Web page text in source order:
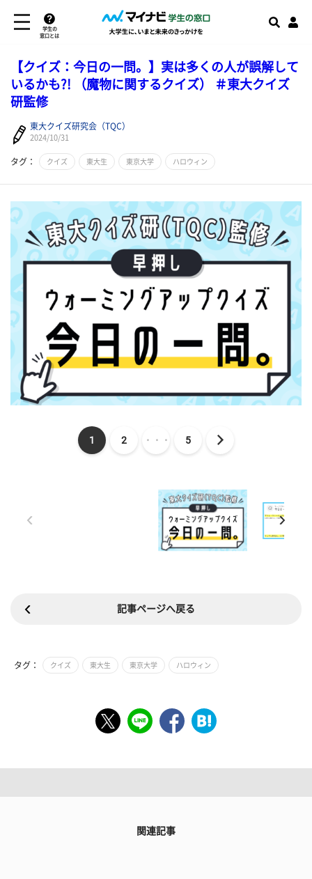
学生の
窓口とは
【クイズ：今日の一問。】実は多くの人が誤解して
いるかも?! （魔物に関するクイズ） ＃東大クイズ
研監修
東大クイズ研究会（TQC）
2024/10/31
タグ： クイズ 東大生 東京大学 ハロウィン
1 2 ・・・ 5
記事ページへ戻る
タグ： クイズ 東大生 東京大学 ハロウィン
関連記事